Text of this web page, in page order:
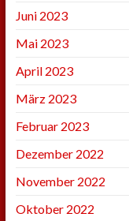
Juni 2023
Mai 2023
April 2023
März 2023
Februar 2023
Dezember 2022
November 2022
Oktober 2022